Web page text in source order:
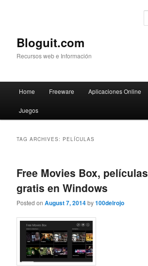
Bloguit.com
Recursos web e Información
Skip
to
Skip
to
Home Freeware Aplicaciones Online
Juegos
TAG ARCHIVES: PELÍCULAS
Free Movies Box, películas
gratis en Windows
Posted onAugust 7, 2014by100delrojo